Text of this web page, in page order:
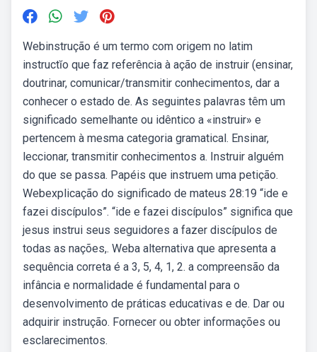
Webinstrução é um termo com origem no latim
instructĭo que faz referência à ação de instruir (ensinar,
doutrinar, comunicar/transmitir conhecimentos, dar a
conhecer o estado de. As seguintes palavras têm um
significado semelhante ou idêntico a «instruir» e
pertencem à mesma categoria gramatical. Ensinar,
leccionar, transmitir conhecimentos a. Instruir alguém
do que se passa. Papéis que instruem uma petição.
Webexplicação do significado de mateus 28:19 “ide e
fazei discípulos”. “ide e fazei discípulos” significa que
jesus instrui seus seguidores a fazer discípulos de
todas as nações,. Weba alternativa que apresenta a
sequência correta é a 3, 5, 4, 1, 2. a compreensão da
infância e normalidade é fundamental para o
desenvolvimento de práticas educativas e de. Dar ou
adquirir instrução. Fornecer ou obter informações ou
esclarecimentos.